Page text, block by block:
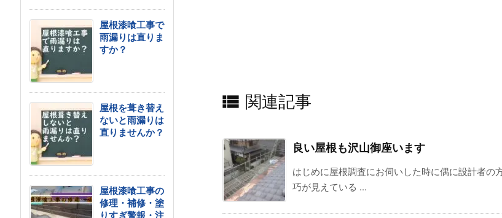
 関連記事
良い屋根も沢山御座います
はじめに屋根調査にお伺いした時に偶に設計者の
巧が見えている ...
屋根漆喰工事で
雨漏りは直りま
すか？
屋根を葺き替え
ないと雨漏りは
直りませんか？
屋根漆喰工事の
修理・補修・塗
りすぎ警報・注